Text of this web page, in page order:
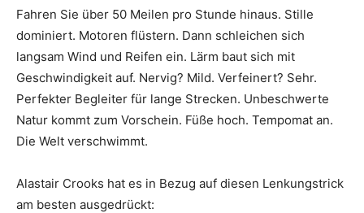
Fahren Sie über 50 Meilen pro Stunde hinaus. Stille
dominiert. Motoren flüstern. Dann schleichen sich
langsam Wind und Reifen ein. Lärm baut sich mit
Geschwindigkeit auf. Nervig? Mild. Verfeinert? Sehr.
Perfekter Begleiter für lange Strecken. Unbeschwerte
Natur kommt zum Vorschein. Füße hoch. Tempomat an.
Die Welt verschwimmt.
Alastair Crooks hat es in Bezug auf diesen Lenkungstrick
am besten ausgedrückt: